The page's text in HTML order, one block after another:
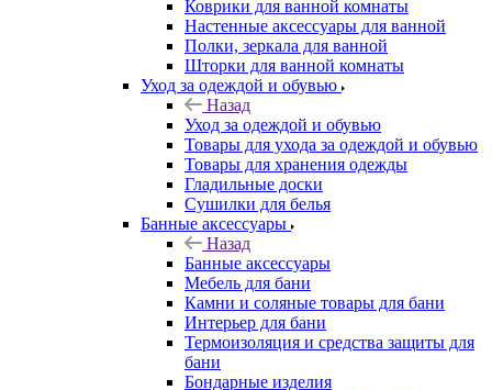
Коврики для ванной комнаты
Настенные аксессуары для ванной
Полки, зеркала для ванной
Шторки для ванной комнаты
Уход за одеждой и обувью
Назад
Уход за одеждой и обувью
Товары для ухода за одеждой и обувью
Товары для хранения одежды
Гладильные доски
Сушилки для белья
Банные аксессуары
Назад
Банные аксессуары
Мебель для бани
Камни и соляные товары для бани
Интерьер для бани
Термоизоляция и средства защиты для
бани
Бондарные изделия